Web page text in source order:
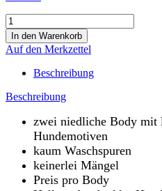
Auf den Merkzettel
Beschreibung
Beschreibung
zwei niedliche Body mit
Hundemotiven
kaum Waschspuren
keinerlei Mängel
Preis pro Body